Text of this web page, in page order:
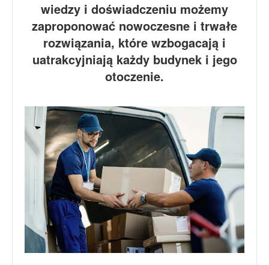
wiedzy i doświadczeniu możemy
zaproponować nowoczesne i trwałe
rozwiązania, które wzbogacają i
uatrakcyjniają każdy budynek i jego
otoczenie.